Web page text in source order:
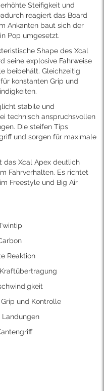
Steifigkeit und
reagiert das Board
Ankanten baut sich der
Pop umgesetzt.
Shape des Xcal
seine explosive Fahrweise
beibehält. Gleichzeitig
konstanten Grip und
stabile und
technisch anspruchsvollen
Die steifen Tips
und sorgen für maximale
das Xcal Apex deutlich
Fahrverhalten. Es richtet
Freestyle und Big Air
Reaktion
und Kontrolle
Landungen